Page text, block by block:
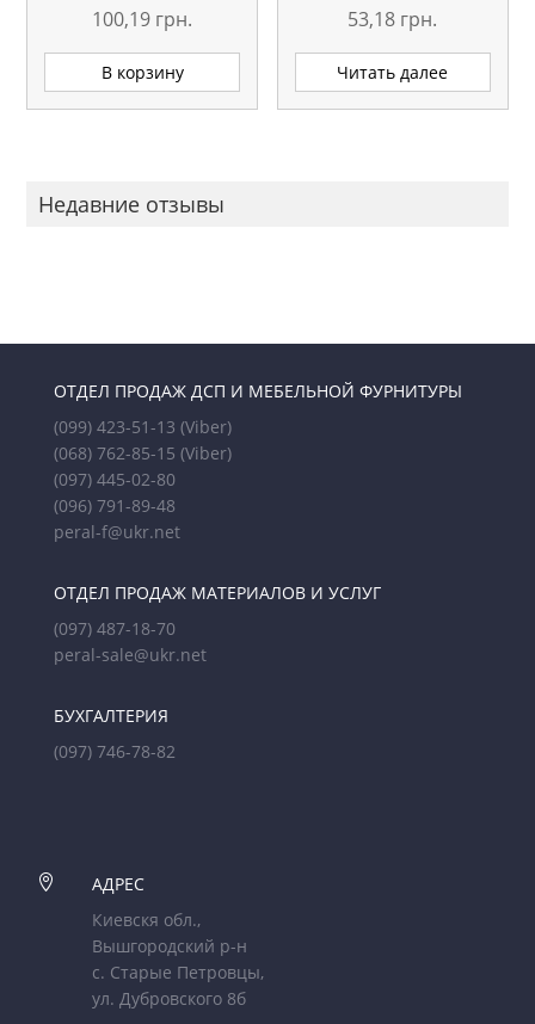
100,19 грн.
В корзину
53,18 грн.
Читать далее
Недавние отзывы
ОТДЕЛ ПРОДАЖ ДСП И МЕБЕЛЬНОЙ ФУРНИТУРЫ
(099) 423-51-13 (Viber)
(068) 762-85-15 (Viber)
(097) 445-02-80
(096) 791-89-48
peral-f@ukr.net
ОТДЕЛ ПРОДАЖ МАТЕРИАЛОВ И УСЛУГ
(097) 487-18-70
peral-sale@ukr.net
БУХГАЛТЕРИЯ
(097) 746-78-82

АДРЕС
Киевскя обл.,
Вышгородский р-н
с. Старые Петровцы,
ул. Дубровского 8б